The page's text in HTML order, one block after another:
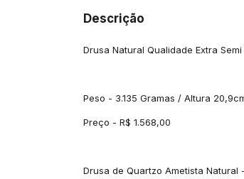
Descrição
Drusa Natural Qualidade Extra
Peso - 3.135 Gramas / Altura
Preço - R$ 1.568,00
Drusa de Quartzo Ametista